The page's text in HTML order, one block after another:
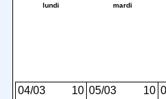
lundi mardi
04/03 10 05/03 10